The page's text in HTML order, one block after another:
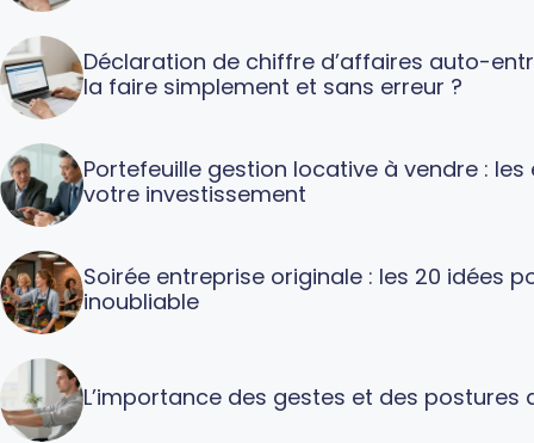
Déclaration de chiffre d’affaires auto-
la faire simplement et sans erreur ?
Portefeuille gestion locative à vendre :
votre investissement
Soirée entreprise originale : les 20 idées
inoubliable
L’importance des gestes et des postures